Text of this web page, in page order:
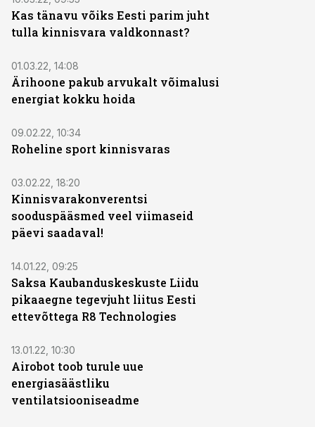
Kas tänavu võiks Eesti parim juht
tulla kinnisvara valdkonnast?
01.03.22, 14:08
Ärihoone pakub arvukalt võimalusi
energiat kokku hoida
09.02.22, 10:34
Roheline sport kinnisvaras
03.02.22, 18:20
Kinnisvarakonverentsi
sooduspääsmed veel viimaseid
päevi saadaval!
14.01.22, 09:25
Saksa Kaubanduskeskuste Liidu
pikaaegne tegevjuht liitus Eesti
ettevõttega R8 Technologies
13.01.22, 10:30
Airobot toob turule uue
energiasäästliku
ventilatsiooniseadme